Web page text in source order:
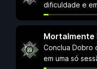
dificuldade e
Mortalmente
Conclua Dobro
em uma só